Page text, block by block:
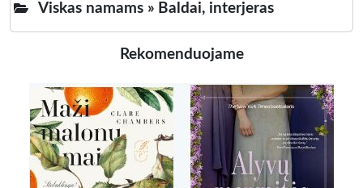
Viskas namams » Baldai, interjeras
Rekomenduojame